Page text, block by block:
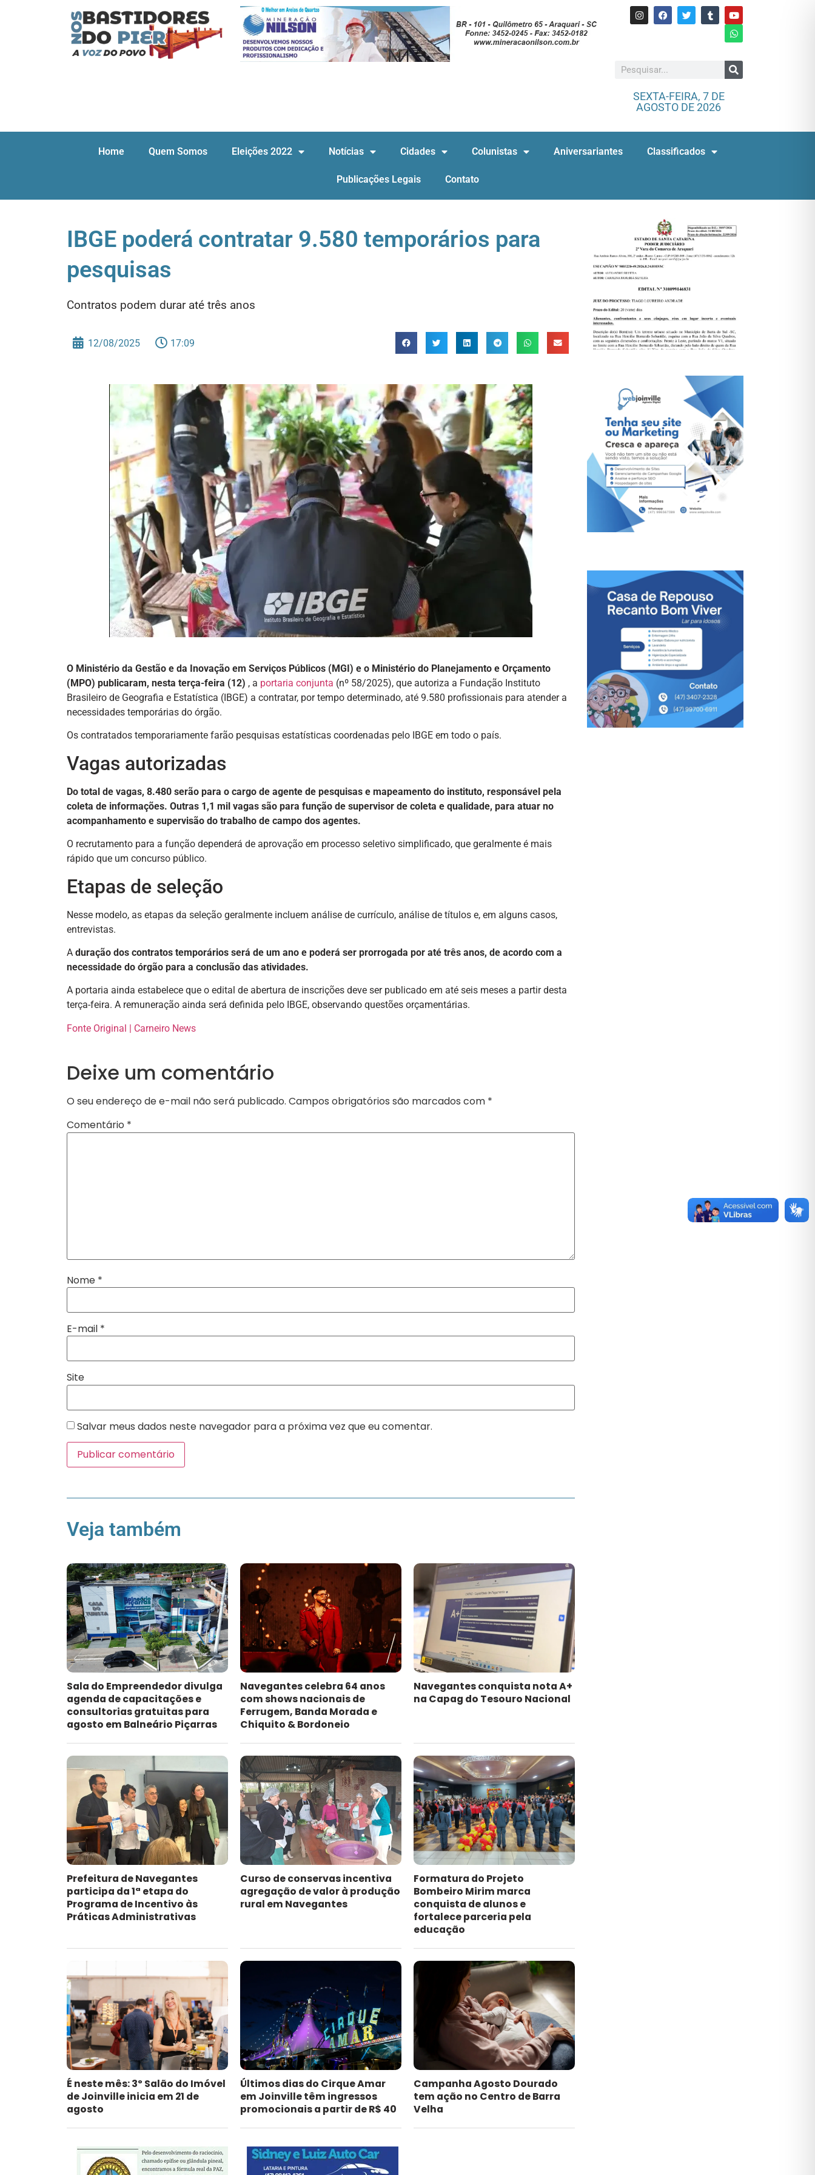
SEXTA-FEIRA, 7 DE
AGOSTO DE 2026
Home Quem Somos Eleições 2022 Notícias Cidades Colunistas Aniversariantes Classificados
Publicações Legais Contato
IBGE poderá contratar 9.580 temporários para
pesquisas
Contratos podem durar até três anos
12/08/2025 17:09
O Ministério da Gestão e da Inovação em Serviços Públicos (MGI) e o Ministério do Planejamento e Orçamento
(MPO) publicaram, nesta terça-feira (12) , a portaria conjunta (nº 58/2025), que autoriza a Fundação Instituto
Brasileiro de Geografia e Estatística (IBGE) a contratar, por tempo determinado, até 9.580 profissionais para atender a
necessidades temporárias do órgão.
Os contratados temporariamente farão pesquisas estatísticas coordenadas pelo IBGE em todo o país.
Vagas autorizadas
Do total de vagas, 8.480 serão para o cargo de agente de pesquisas e mapeamento do instituto, responsável pela
coleta de informações. Outras 1,1 mil vagas são para função de supervisor de coleta e qualidade, para atuar no
acompanhamento e supervisão do trabalho de campo dos agentes.
O recrutamento para a função dependerá de aprovação em processo seletivo simplificado, que geralmente é mais
rápido que um concurso público.
Etapas de seleção
Nesse modelo, as etapas da seleção geralmente incluem análise de currículo, análise de títulos e, em alguns casos,
entrevistas.
A duração dos contratos temporários será de um ano e poderá ser prorrogada por até três anos, de acordo com a
necessidade do órgão para a conclusão das atividades.
A portaria ainda estabelece que o edital de abertura de inscrições deve ser publicado em até seis meses a partir desta
terça-feira. A remuneração ainda será definida pelo IBGE, observando questões orçamentárias.
Fonte Original | Carneiro News
Deixe um comentário
O seu endereço de e-mail não será publicado. Campos obrigatórios são marcados com *
Comentário *
Nome *
E-mail *
Site
Salvar meus dados neste navegador para a próxima vez que eu comentar.
Veja também
Sala do Empreendedor divulga
agenda de capacitações e
consultorias gratuitas para
agosto em Balneário Piçarras
Navegantes celebra 64 anos
com shows nacionais de
Ferrugem, Banda Morada e
Chiquito & Bordoneio
Navegantes conquista nota A+
na Capag do Tesouro Nacional
Prefeitura de Navegantes
participa da 1ª etapa do
Programa de Incentivo às
Práticas Administrativas
Curso de conservas incentiva
agregação de valor à produção
rural em Navegantes
Formatura do Projeto
Bombeiro Mirim marca
conquista de alunos e
fortalece parceria pela
educação
É neste mês: 3º Salão do Imóvel
de Joinville inicia em 21 de
agosto
Últimos dias do Cirque Amar
em Joinville têm ingressos
promocionais a partir de R$ 40
Campanha Agosto Dourado
tem ação no Centro de Barra
Velha